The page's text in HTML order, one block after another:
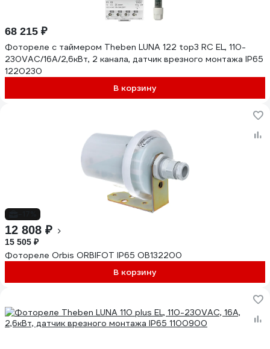
68 215 ₽
Фотореле с таймером Theben LUNA 122 top3 RC EL, 110-
230VAC/16А/2,6кВт, 2 канала, датчик врезного монтажа IP65
1220230
В корзину
12 808 ₽
15 505 ₽
Фотореле Orbis ORBIFOT IP65 OB132200
В корзину